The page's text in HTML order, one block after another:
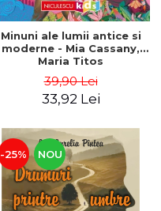
Minuni ale lumii antice si
moderne - Mia Cassany,
Maria Titos
39,90 Lei
33,92 Lei
-25% NOU